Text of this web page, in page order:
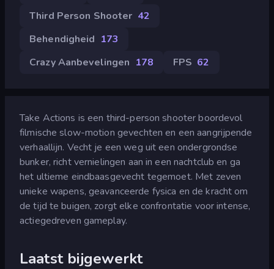
Third Person Shooter 42
Behendigheid 173
Crazy Aanbevelingen 178 FPS 62
Take Actions is een third-person shooter boordevol
filmische slow-motion gevechten en een aangrijpende
verhaallijn. Vecht je een weg uit een ondergrondse
bunker, richt vernielingen aan in een nachtclub en ga
het ultieme eindbaasgevecht tegemoet. Met zeven
unieke wapens, geavanceerde fysica en de kracht om
de tijd te buigen, zorgt elke confrontatie voor intense,
actiegedreven gameplay.
Laatst bijgewerkt